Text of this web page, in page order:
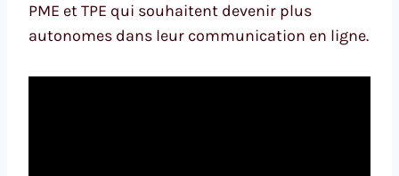
PME et TPE qui souhaitent devenir plus
autonomes dans leur communication en ligne.